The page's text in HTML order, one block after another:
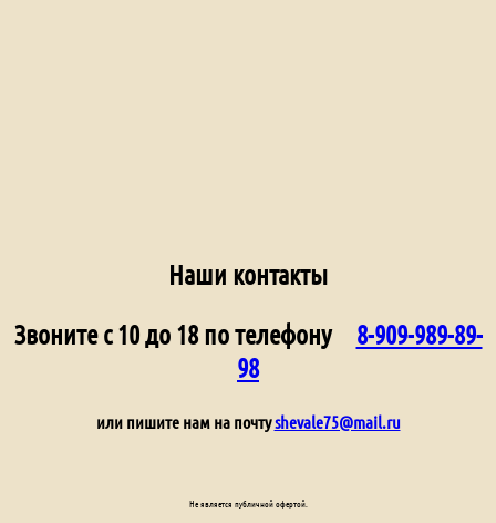
Наши контакты
Звоните с 10 до 18 по телефону
8-909-989-89-
98
или пишите нам на почтуshevale75@mail.ru